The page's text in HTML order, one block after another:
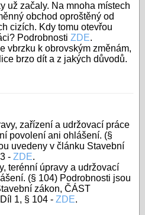
už začaly. Na mnoha místech
obchod oproštěný od
cizích. Kdy tomu otevřou
Podrobnosti ZDE.
vbrzku k obrovským změnám,
brzo dít a z jakých důvodů.
zařízení a udržovací práce
povolení ani ohlášení. (§
uvedeny v článku Stavební
- ZDE.
terénní úpravy a udržovací
(§ 104) Podrobnosti jsou
zákon, ČÁST
1, § 104 - ZDE.